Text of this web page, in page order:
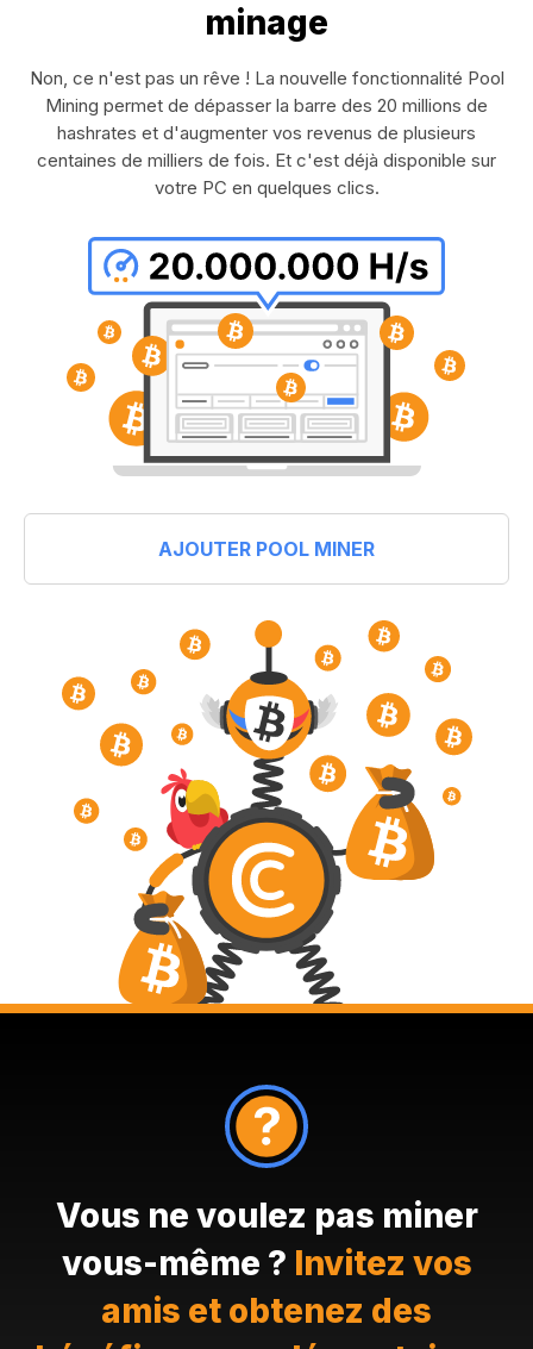
minage
Non, ce n'est pas un rêve ! La nouvelle fonctionnalité Pool
Mining permet de dépasser la barre des 20 millions de
hashrates et d'augmenter vos revenus de plusieurs
centaines de milliers de fois. Et c'est déjà disponible sur
votre PC en quelques clics.
AJOUTER POOL MINER
Vous ne voulez pas miner
vous-même ? Invitez vos
amis et obtenez des